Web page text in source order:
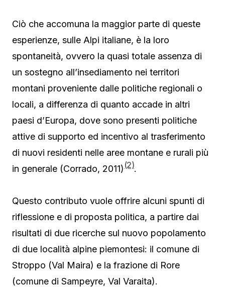
Ciò che accomuna la maggior parte di queste
esperienze, sulle Alpi italiane, è la loro
spontaneità, ovvero la quasi totale assenza di
un sostegno all’insediamento nei territori
montani proveniente dalle politiche regionali o
locali, a differenza di quanto accade in altri
paesi d’Europa, dove sono presenti politiche
attive di supporto ed incentivo al trasferimento
di nuovi residenti nelle aree montane e rurali più
in generale (Corrado, 2011) (2).
Questo contributo vuole offrire alcuni spunti di
riflessione e di proposta politica, a partire dai
risultati di due ricerche sul nuovo popolamento
di due località alpine piemontesi: il comune di
Stroppo (Val Maira) e la frazione di Rore
(comune di Sampeyre, Val Varaita).